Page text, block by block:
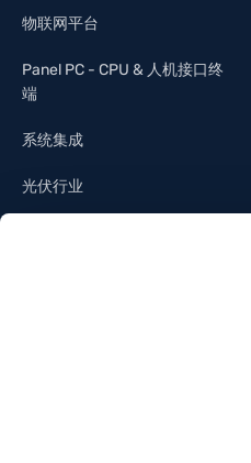
物联网平台
Panel PC - CPU & 人机接口终
端
系统集成
光伏行业
Gefran SpA - Via Sebina, 74, 25050
Tel. +39 030 9888 1 - P. IVA